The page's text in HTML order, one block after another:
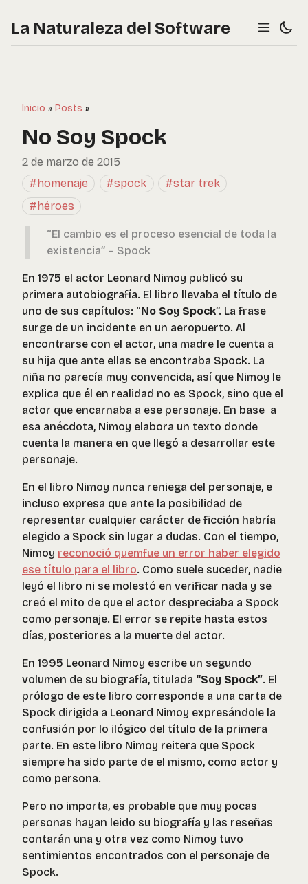
La Naturaleza del Software
Inicio » Posts »
No Soy Spock
2 de marzo de 2015
#homenaje
#spock
#star trek
#héroes
“El cambio es el proceso esencial de toda la
existencia” – Spock
En 1975 el actor Leonard Nimoy publicó su
primera autobiografía. El libro llevaba el título de
uno de sus capítulos: “No Soy Spock”. La frase
surge de un incidente en un aeropuerto. Al
encontrarse con el actor, una madre le cuenta a
su hija que ante ellas se encontraba Spock. La
niña no parecía muy convencida, así que Nimoy le
explica que él en realidad no es Spock, sino que el
actor que encarnaba a ese personaje. En base a
esa anécdota, Nimoy elabora un texto donde
cuenta la manera en que llegó a desarrollar este
personaje.
En el libro Nimoy nunca reniega del personaje, e
incluso expresa que ante la posibilidad de
representar cualquier carácter de ficción habría
elegido a Spock sin lugar a dudas. Con el tiempo,
Nimoy reconoció quemfue un error haber elegido
ese título para el libro. Como suele suceder, nadie
leyó el libro ni se molestó en verificar nada y se
creó el mito de que el actor despreciaba a Spock
como personaje. El error se repite hasta estos
días, posteriores a la muerte del actor.
En 1995 Leonard Nimoy escribe un segundo
volumen de su biografía, titulada “Soy Spock”. El
prólogo de este libro corresponde a una carta de
Spock dirigida a Leonard Nimoy expresándole la
confusión por lo ilógico del título de la primera
parte. En este libro Nimoy reitera que Spock
siempre ha sido parte de el mismo, como actor y
como persona.
Pero no importa, es probable que muy pocas
personas hayan leido su biografía y las reseñas
contarán una y otra vez como Nimoy tuvo
sentimientos encontrados con el personaje de
Spock.